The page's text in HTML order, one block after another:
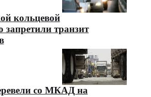
кольцевой
запретили транзит
со МКАД на